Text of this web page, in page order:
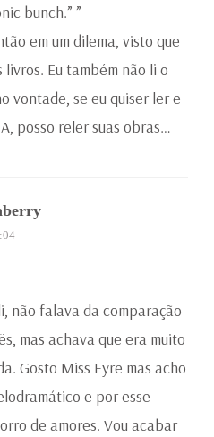
bunch.” ”
em um dilema, visto que
livros. Eu também não li o
vontade, se eu quiser ler e
posso reler suas obras…
não falava da comparação
mas achava que era muito
Gosto Miss Eyre mas acho
e por esse
de amores. Vou acabar